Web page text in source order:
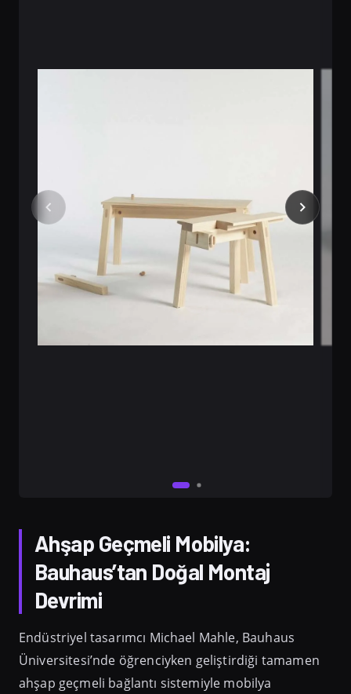
Ahşap Geçmeli Mobilya:
Bauhaus’tan Doğal Montaj
Devrimi
Endüstriyel tasarımcı Michael Mahle, Bauhaus
Üniversitesi’nde öğrenciyken geliştirdiği tamamen
ahşap geçmeli bağlantı sistemiyle mobilya